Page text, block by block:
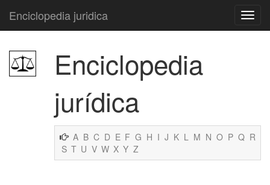
Enciclopedia juridica
Enciclopedia
jurídica
A B C D E F G H I J K L M N O P Q R
S T U V W X Y Z